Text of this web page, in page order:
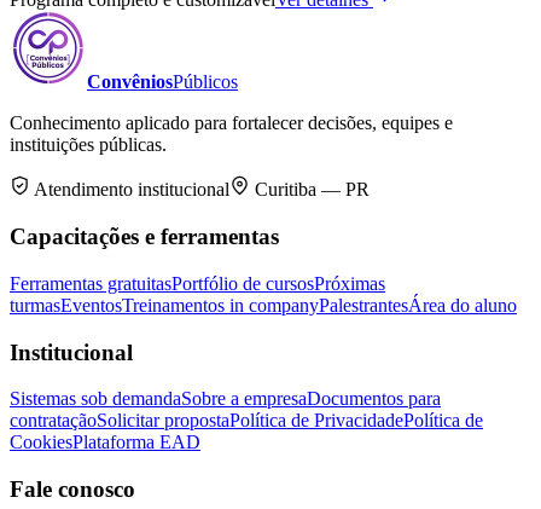
ConvêniosPúblicos
Conhecimento aplicado para fortalecer decisões, equipes e
instituições públicas.
Atendimento institucional Curitiba — PR
Capacitações e ferramentas
Ferramentas gratuitasPortfólio de cursosPróximas
turmasEventosTreinamentos in companyPalestrantesÁrea do aluno
Institucional
Sistemas sob demandaSobre a empresaDocumentos para
contrataçãoSolicitar propostaPolítica de PrivacidadePolítica de
CookiesPlataforma EAD
Fale conosco